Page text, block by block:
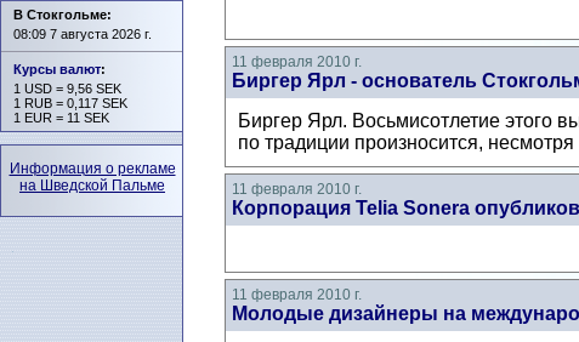
11 февраля 2010 г.
Биргер Ярл - основатель
Биргер Ярл. Восьмисотлетие этого
по традиции произносится,
11 февраля 2010 г.
Корпорация Telia Sonera
11 февраля 2010 г.
Молодые дизайнеры на
В Стокгольме:
08:09 7 августа 2026 г.
Курсы валют:
1 USD = 9,56 SEK
1 RUB = 0,117 SEK
1 EUR = 11 SEK
Информация о рекламе
на Шведской Пальме